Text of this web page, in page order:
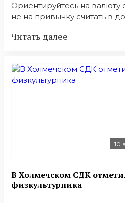
Ориентируйтесь на валюту
не на привычку считать в
Читать далее
10
В Холмечском СДК
физкультурника